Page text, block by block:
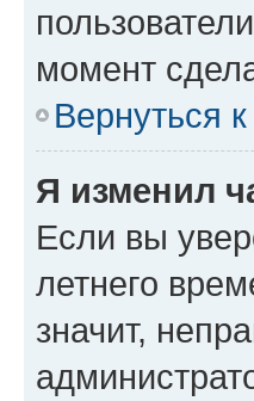
момент
Вернуться
Я изменил
Если вы
летнего
значит,